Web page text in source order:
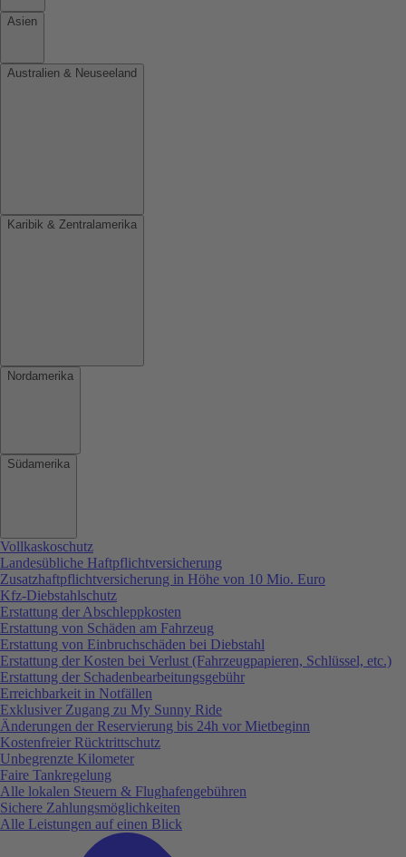
Asien
Australien & Neuseeland
Karibik & Zentralamerika
Nordamerika
Südamerika
Vollkaskoschutz
Landesübliche Haftpflichtversicherung
Zusatzhaftpflichtversicherung in Höhe von 10 Mio. Euro
Kfz-Diebstahlschutz
Erstattung der Abschleppkosten
Erstattung von Schäden am Fahrzeug
Erstattung von Einbruchschäden bei Diebstahl
Erstattung der Kosten bei Verlust (Fahrzeugpapieren, Schlüssel, etc.)
Erstattung der Schadenbearbeitungsgebühr
Erreichbarkeit in Notfällen
Exklusiver Zugang zu My Sunny Ride
Änderungen der Reservierung bis 24h vor Mietbeginn
Kostenfreier Rücktrittschutz
Unbegrenzte Kilometer
Faire Tankregelung
Alle lokalen Steuern & Flughafengebühren
Sichere Zahlungsmöglichkeiten
Alle Leistungen auf einen Blick